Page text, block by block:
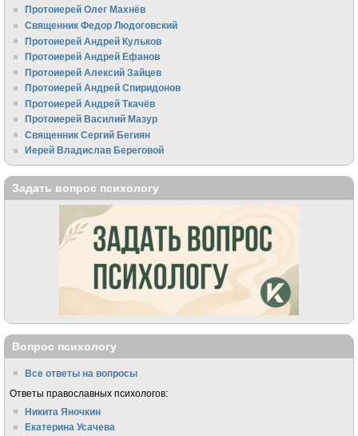
Протоиерей Олег Махнёв
Священник Федор Людоговский
Протоиерей Андрей Кульков
Протоиерей Андрей Ефанов
Протоиерей Алексий Зайцев
Протоиерей Андрей Спиридонов
Протоиерей Андрей Ткачёв
Протоиерей Василий Мазур
Священник Сергий Бегиян
Иерей Владислав Береговой
Задать вопрос психологу
Вопрос психологу
Все ответы на вопросы
Ответы православных психологов:
Никита Яночкин
Екатерина Усачева